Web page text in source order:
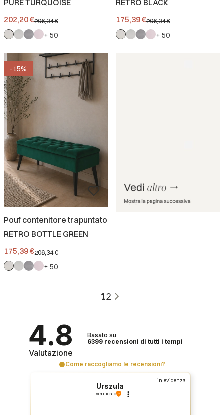
Prezzo promozionale
202,20 €206,34 €
+ 50
Prezzo promozionale
175,39 €206,34 €
+ 50
-15%
Pouf contenitore trapuntato
RETRO BOTTLE GREEN
Prezzo promozionale
175,39 €206,34 €
+ 50
12
4.8
Valutazione
Basato su
6399recensioni di tutti i tempi
Come raccogliamo le recensioni?
in evidenza
Urszula
verificato